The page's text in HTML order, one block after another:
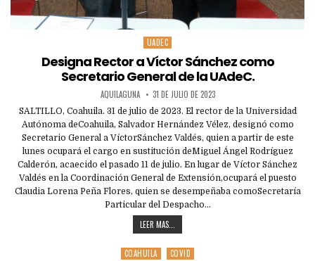
Posted
in
UADEC
Designa Rector a Víctor Sánchez como
Secretario General de la UAdeC.
AQUILAGUNA 31 DE JULIO DE 2023
SALTILLO, Coahuila. 31 de julio de 2023. El rector de la Universidad
Autónoma deCoahuila, Salvador Hernández Vélez, designó como
Secretario General a VíctorSánchez Valdés, quien a partir de este
lunes ocupará el cargo en sustitución deMiguel Ángel Rodríguez
Calderón, acaecido el pasado 11 de julio. En lugar de Víctor Sánchez
Valdés en la Coordinación General de Extensión,ocupará el puesto
Claudia Lorena Peña Flores, quien se desempeñaba comoSecretaría
Particular del Despacho…
LEER MAS...
Posted
COAHUILA COVID